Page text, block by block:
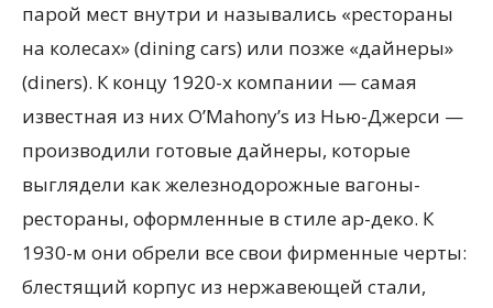
парой мест внутри и назывались «рестораны
на колесах» (dining cars) или позже «дайнеры»
(diners). К концу 1920-х компании — самая
известная из них O’Mahony’s из Нью-Джерси —
производили готовые дайнеры, которые
выглядели как железнодорожные вагоны-
рестораны, оформленные в стиле ар-деко. К
1930-м они обрели все свои фирменные черты:
блестящий корпус из нержавеющей стали,